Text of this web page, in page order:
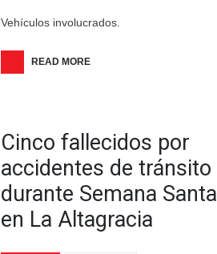
Vehículos involucrados.
READ MORE
Cinco fallecidos por
accidentes de tránsito
durante Semana Santa
en La Altagracia